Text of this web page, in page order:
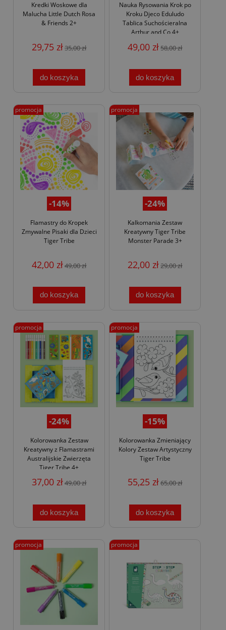
Kredki Woskowe dla
Malucha Little Dutch Rosa
& Friends 2+
29,75 zł35,00 zł
do koszyka
Nauka Rysowania Krok po
Kroku Djeco Eduludo
Tablica Suchościeralna
Arthur and Co 4+
49,00 zł58,00 zł
do koszyka
-14%
Flamastry do Kropek
Zmywalne Pisaki dla Dzieci
Tiger Tribe
42,00 zł49,00 zł
do koszyka
promocja
-24%
Kalkomania Zestaw
Kreatywny Tiger Tribe
Monster Parade 3+
22,00 zł29,00 zł
do koszyka
promocja
-24%
Kolorowanka Zestaw
Kreatywny z Flamastrami
Australijskie Zwierzęta
Tiger Tribe 4+
37,00 zł49,00 zł
do koszyka
promocja
-15%
Kolorowanka Zmieniający
Kolory Zestaw Artystyczny
Tiger Tribe
55,25 zł65,00 zł
do koszyka
promocja
promocja promocja